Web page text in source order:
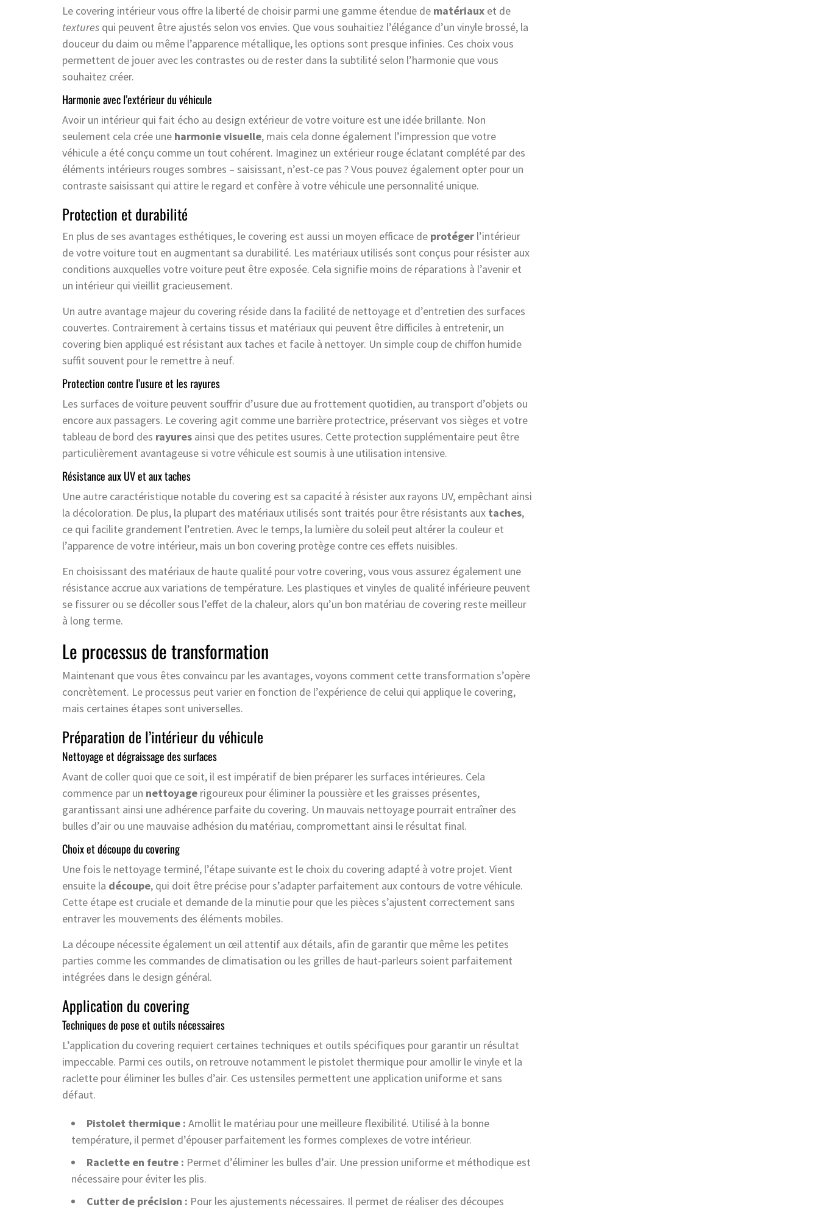
Le covering intérieur vous offre la liberté de choisir parmi une gamme étendue de matériaux et de
textures qui peuvent être ajustés selon vos envies. Que vous souhaitiez l’élégance d’un vinyle brossé, la
douceur du daim ou même l’apparence métallique, les options sont presque infinies. Ces choix vous
permettent de jouer avec les contrastes ou de rester dans la subtilité selon l’harmonie que vous
souhaitez créer.
Harmonie avec l’extérieur du véhicule
Avoir un intérieur qui fait écho au design extérieur de votre voiture est une idée brillante. Non
seulement cela crée une harmonie visuelle, mais cela donne également l’impression que votre
véhicule a été conçu comme un tout cohérent. Imaginez un extérieur rouge éclatant complété par des
éléments intérieurs rouges sombres – saisissant, n’est-ce pas ? Vous pouvez également opter pour un
contraste saisissant qui attire le regard et confère à votre véhicule une personnalité unique.
Protection et durabilité
En plus de ses avantages esthétiques, le covering est aussi un moyen efficace de protéger l’intérieur
de votre voiture tout en augmentant sa durabilité. Les matériaux utilisés sont conçus pour résister aux
conditions auxquelles votre voiture peut être exposée. Cela signifie moins de réparations à l’avenir et
un intérieur qui vieillit gracieusement.
Un autre avantage majeur du covering réside dans la facilité de nettoyage et d’entretien des surfaces
couvertes. Contrairement à certains tissus et matériaux qui peuvent être difficiles à entretenir, un
covering bien appliqué est résistant aux taches et facile à nettoyer. Un simple coup de chiffon humide
suffit souvent pour le remettre à neuf.
Protection contre l’usure et les rayures
Les surfaces de voiture peuvent souffrir d’usure due au frottement quotidien, au transport d’objets ou
encore aux passagers. Le covering agit comme une barrière protectrice, préservant vos sièges et votre
tableau de bord des rayures ainsi que des petites usures. Cette protection supplémentaire peut être
particulièrement avantageuse si votre véhicule est soumis à une utilisation intensive.
Résistance aux UV et aux taches
Une autre caractéristique notable du covering est sa capacité à résister aux rayons UV, empêchant ainsi
la décoloration. De plus, la plupart des matériaux utilisés sont traités pour être résistants aux taches,
ce qui facilite grandement l’entretien. Avec le temps, la lumière du soleil peut altérer la couleur et
l’apparence de votre intérieur, mais un bon covering protège contre ces effets nuisibles.
En choisissant des matériaux de haute qualité pour votre covering, vous vous assurez également une
résistance accrue aux variations de température. Les plastiques et vinyles de qualité inférieure peuvent
se fissurer ou se décoller sous l’effet de la chaleur, alors qu’un bon matériau de covering reste meilleur
à long terme.
Le processus de transformation
Maintenant que vous êtes convaincu par les avantages, voyons comment cette transformation s’opère
concrètement. Le processus peut varier en fonction de l’expérience de celui qui applique le covering,
mais certaines étapes sont universelles.
Préparation de l’intérieur du véhicule
Nettoyage et dégraissage des surfaces
Avant de coller quoi que ce soit, il est impératif de bien préparer les surfaces intérieures. Cela
commence par un nettoyage rigoureux pour éliminer la poussière et les graisses présentes,
garantissant ainsi une adhérence parfaite du covering. Un mauvais nettoyage pourrait entraîner des
bulles d’air ou une mauvaise adhésion du matériau, compromettant ainsi le résultat final.
Choix et découpe du covering
Une fois le nettoyage terminé, l’étape suivante est le choix du covering adapté à votre projet. Vient
ensuite la découpe, qui doit être précise pour s’adapter parfaitement aux contours de votre véhicule.
Cette étape est cruciale et demande de la minutie pour que les pièces s’ajustent correctement sans
entraver les mouvements des éléments mobiles.
La découpe nécessite également un œil attentif aux détails, afin de garantir que même les petites
parties comme les commandes de climatisation ou les grilles de haut-parleurs soient parfaitement
intégrées dans le design général.
Application du covering
Techniques de pose et outils nécessaires
L’application du covering requiert certaines techniques et outils spécifiques pour garantir un résultat
impeccable. Parmi ces outils, on retrouve notamment le pistolet thermique pour amollir le vinyle et la
raclette pour éliminer les bulles d’air. Ces ustensiles permettent une application uniforme et sans
défaut.
Pistolet thermique : Amollit le matériau pour une meilleure flexibilité. Utilisé à la bonne
température, il permet d’épouser parfaitement les formes complexes de votre intérieur.
Raclette en feutre : Permet d’éliminer les bulles d’air. Une pression uniforme et méthodique est
nécessaire pour éviter les plis.
Cutter de précision : Pour les ajustements nécessaires. Il permet de réaliser des découpes